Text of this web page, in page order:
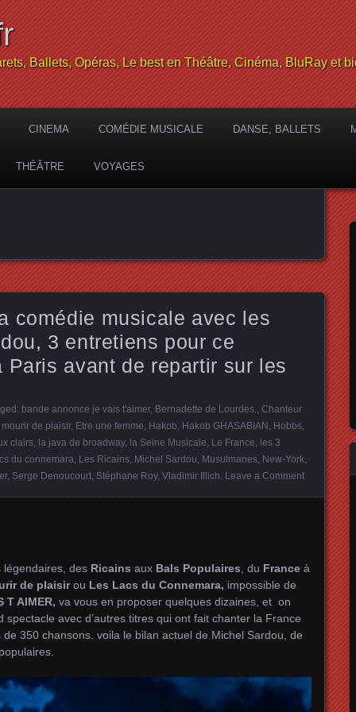
Ballets, Opéras, Le best en Théâtre, Cinéma, BluRay et
CINEMA COMÉDIE MUSICALE DANSE, BALLETS
THÉÂTRE VOYAGES
comédie musicale avec les
3 entretiens pour ce
Paris avant de repartir sur les
bande annonce je vais t'aimer, Bernadette de Lourdes.
Chanteur
mourir de plaisir, Etre une femme Hakob Hakob GHASABIAN Hobbs
clairs la java de broadway, la Seine Musicale Le France les 3
du connemara Les Ricains Michel Sardou Musulmanes New-York
, Serge Denoucourt Stéphane Roy, Vladimir Illich Leave a Comment
légendaires, des Ricains aux Bals Populaires , du France à
de plaisirou Les Lacs du Connemara, impossible de
T AIMER, va vous en proposer quelques dizaines, et on
avec d’autres titres qui ont fait chanter la France
350 chansons. voila le bilan actuel de Michel Sardou, de